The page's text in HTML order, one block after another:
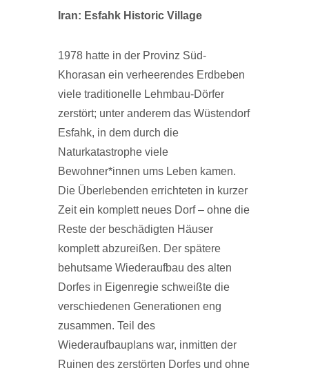
Iran: Esfahk Historic Village
1978 hatte in der Provinz Süd-
Khorasan ein verheerendes Erdbeben
viele traditionelle Lehmbau-Dörfer
zerstört; unter anderem das Wüstendorf
Esfahk, in dem durch die
Naturkatastrophe viele
Bewohner*innen ums Leben kamen.
Die Überlebenden errichteten in kurzer
Zeit ein komplett neues Dorf – ohne die
Reste der beschädigten Häuser
komplett abzureißen. Der spätere
behutsame Wiederaufbau des alten
Dorfes in Eigenregie schweißte die
verschiedenen Generationen eng
zusammen. Teil des
Wiederaufbauplans war, inmitten der
Ruinen des zerstörten Dorfes und ohne